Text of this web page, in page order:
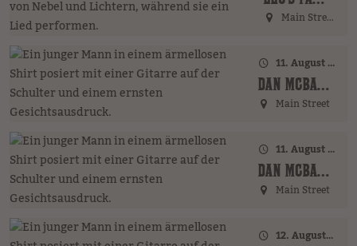
Main Street
11. August 2026 · 17:00 Uhr – 18:00 Uhr
DAN MCBAKER (GER)
Main Street
11. August 2026 · 20:00 Uhr
DAN MCBAKER (GER)
Main Street
12. August 2026 · 17:00 Uhr – 18:00 Uhr